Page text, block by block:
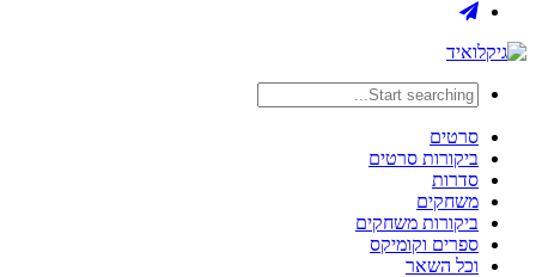
סרטים
ביקורות סרטים
סדרות
משחקים
ביקורות משחקים
ספרים וקומיקס
וכל השאר